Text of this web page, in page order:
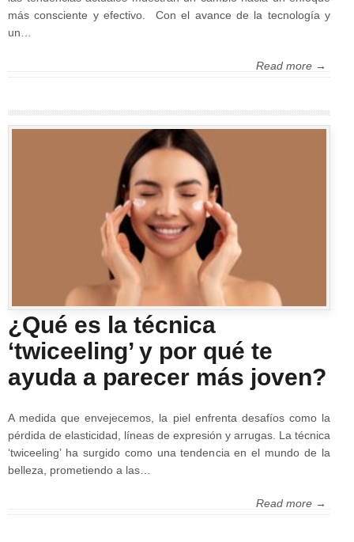
más consciente y efectivo. Con el avance de la tecnología y
un…
Read more →
¿Qué es la técnica
‘twiceeling’ y por qué te
ayuda a parecer más joven?
A medida que envejecemos, la piel enfrenta desafíos como la
pérdida de elasticidad, líneas de expresión y arrugas. La técnica
‘twiceeling’ ha surgido como una tendencia en el mundo de la
belleza, prometiendo a las…
Read more →